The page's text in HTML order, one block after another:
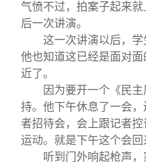
气愤不过，拍案子起来
后一次讲演。
这一次讲演以后，学
他也知道这已经是面对
近了。
因为要开一个《民
持。他下午休息了一会
者招待会，会上跟记者
运动。就是下午这个会回
听到门外响起枪声，